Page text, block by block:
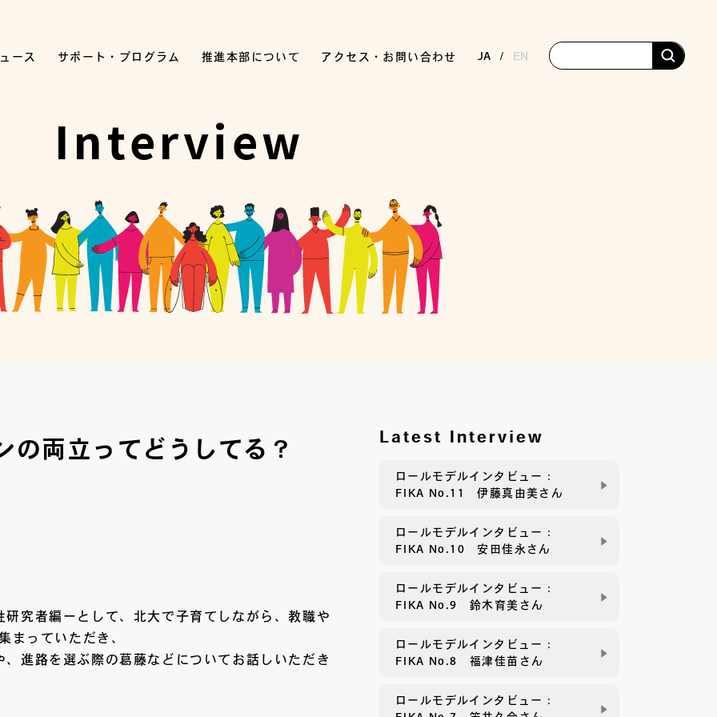
ース サポート・プログラム 推進本部について アクセス・お問い合わせ EN
JA
Interview
の両立ってどうしてる？
究者編ーとして、北大で子育てしながら、教職や
まっていただき、
進路を選ぶ際の葛藤などについてお話しいただき
Latest Interview
ロールモデルインタビュー：
FIKA No.11 伊藤真由美さん
ロールモデルインタビュー：
FIKA No.10 安田佳永さん
ロールモデルインタビュー：
FIKA No.9 鈴木育美さん
ロールモデルインタビュー：
FIKA No.8 福津佳苗さん
ロールモデルインタビュー：